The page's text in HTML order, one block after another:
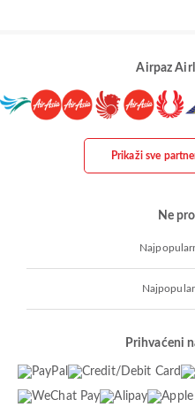
Airpaz
Prikaži sve
Ne
Prihvaćeni